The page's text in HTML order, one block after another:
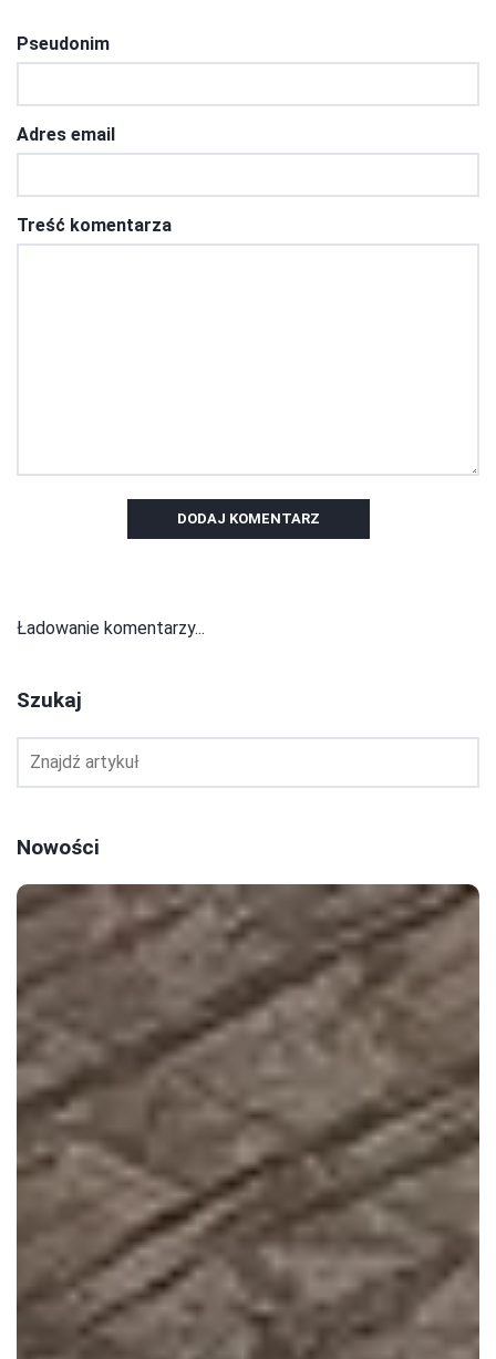
Pseudonim
Adres email
Treść komentarza
DODAJ KOMENTARZ
Ładowanie komentarzy...
Szukaj
Nowości